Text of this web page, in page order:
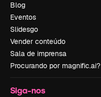
Blog
Eventos
Slidesgo
Vender conteúdo
Sala de imprensa
Procurando por magnific.ai?
Siga-nos